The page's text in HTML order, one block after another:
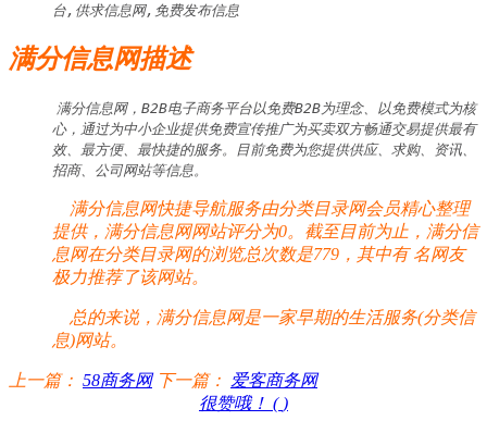
台,供求信息网,免费发布信息
满分信息网描述
满分信息网，B2B电子商务平台以免费B2B为理念、以免费模式为核
心，通过为中小企业提供免费宣传推广为买卖双方畅通交易提供最有
效、最方便、最快捷的服务。目前免费为您提供供应、求购、资讯、
招商、公司网站等信息。
满分信息网快捷导航服务由分类目录网会员精心整理
提供，满分信息网网站评分为0。截至目前为止，满分信
息网在分类目录网的浏览总次数是779，其中有名网友
极力推荐了该网站。
总的来说，满分信息网是一家早期的生活服务(分类信
息)网站。
上一篇： 58商务网 下一篇：
爱客商务网
很赞哦！ ( )